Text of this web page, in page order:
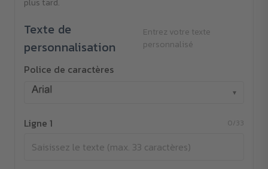
Texte de
personnalisation
Entrez votre texte
personnalisé
Police de caractères
▾
Ligne 1 0/33